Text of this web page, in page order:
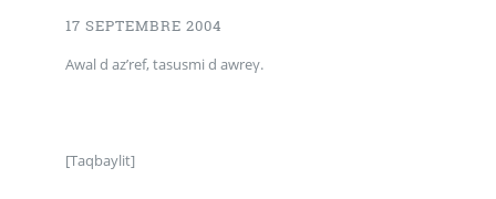
17 SEPTEMBRE 2004
Awal d az’ref, tasusmi d awreγ.
[Taqbaylit]